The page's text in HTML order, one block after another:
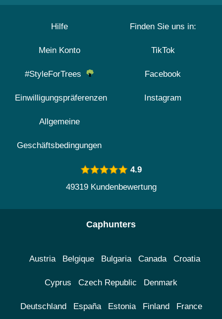
Hilfe
Mein Konto
#StyleForTrees
Einwilligungspräferenzen
Allgemeine
Geschäftsbedingungen
Finden Sie uns in:
TikTok
Facebook
Instagram
4.9
49319 Kundenbewertung
Caphunters
Austria Belgique Bulgaria Canada Croatia
Cyprus Czech Republic Denmark
Deutschland España Estonia Finland France